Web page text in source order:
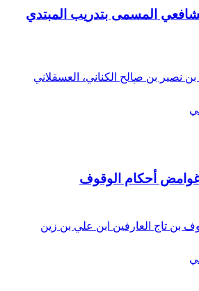
المسمى بتدريب المبتدي
نصير بن صالح الكناني، العسقلاني
الشافعي، أبو حفص، سراج الدين
أحكام الوقوف
بن تاج العارفين ابن علي بن زين
القاهري، زين الدين